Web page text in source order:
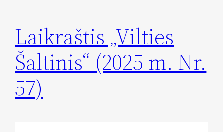
Laikraštis „Vilties
Šaltinis“ (2025 m. Nr.
57)